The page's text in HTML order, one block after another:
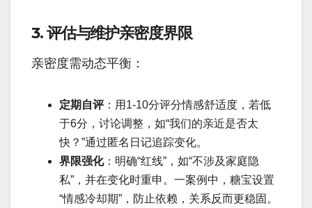
3. 评估与维护亲密度界限
亲密度需动态平衡：
定期自评：用1-10分评分情感舒适度，若低
于6分，讨论调整，如“我们的亲近是否太
快？”通过匿名日记追踪变化。
界限强化：明确“红线”，如“不涉及家庭隐
私”，并在变化时重申。一案例中，糖宝设置
“情感冷却期”，防止依赖，关系反而更稳固。